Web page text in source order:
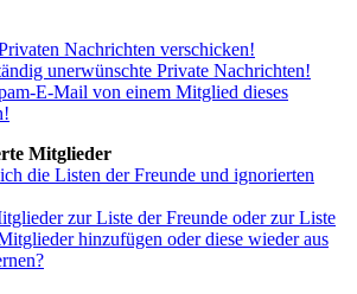
Nachrichten verschicken!
unerwünschte Private Nachrichten!
E-Mail von einem Mitglied dieses
Mitglieder
die Listen der Freunde und ignorierten
zur Liste der Freunde oder zur Liste
hinzufügen oder diese wieder aus